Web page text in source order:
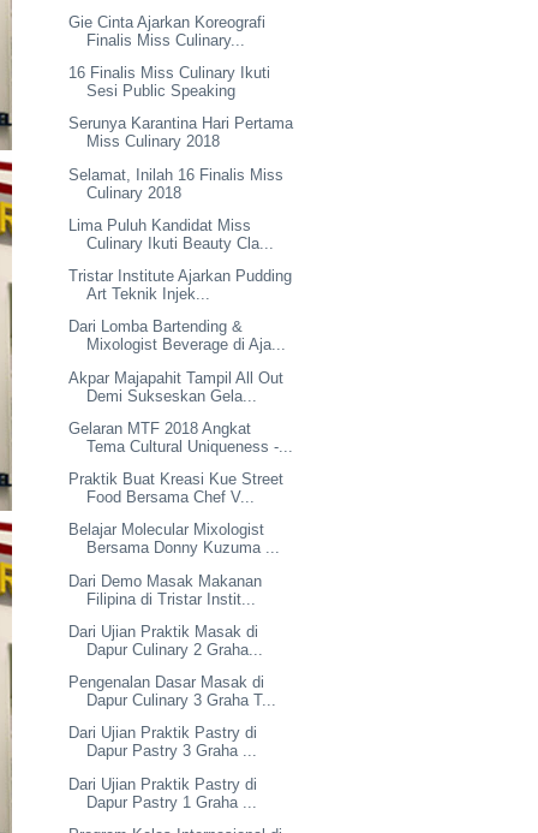
Gie Cinta Ajarkan Koreografi
Finalis Miss Culinary...
16 Finalis Miss Culinary Ikuti
Sesi Public Speaking
Serunya Karantina Hari Pertama
Miss Culinary 2018
Selamat, Inilah 16 Finalis Miss
Culinary 2018
Lima Puluh Kandidat Miss
Culinary Ikuti Beauty Cla...
Tristar Institute Ajarkan Pudding
Art Teknik Injek...
Dari Lomba Bartending &
Mixologist Beverage di Aja...
Akpar Majapahit Tampil All Out
Demi Sukseskan Gela...
Gelaran MTF 2018 Angkat
Tema Cultural Uniqueness -...
Praktik Buat Kreasi Kue Street
Food Bersama Chef V...
Belajar Molecular Mixologist
Bersama Donny Kuzuma ...
Dari Demo Masak Makanan
Filipina di Tristar Instit...
Dari Ujian Praktik Masak di
Dapur Culinary 2 Graha...
Pengenalan Dasar Masak di
Dapur Culinary 3 Graha T...
Dari Ujian Praktik Pastry di
Dapur Pastry 3 Graha ...
Dari Ujian Praktik Pastry di
Dapur Pastry 1 Graha ...